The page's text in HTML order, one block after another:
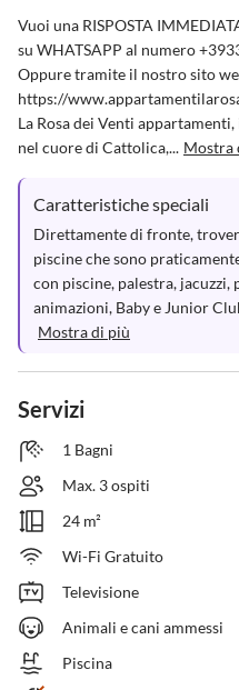
Vuoi una RISPOSTA
su WHATSAPP al numero
Oppure tramite il nostro sito
https://
La Rosa dei Venti
nel cuore di Cattolica,... Mostra
Caratteristiche speciali
Direttamente di fronte,
piscine che sono
con piscine, palestra,
animazioni, Baby e Junior
Mostra di più
Servizi
1 Bagni
Max. 3 ospiti
24 m²
Wi-Fi Gratuito
Televisione
Animali e cani ammessi
Piscina